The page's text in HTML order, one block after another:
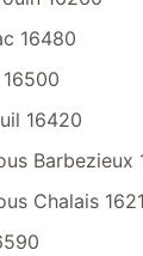
16480
16420
Barbezieux
Chalais